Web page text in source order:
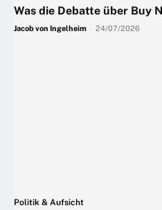
Was die Debatte über Buy
Jacob von Ingelheim 24/07/2026
Politik & Aufsicht